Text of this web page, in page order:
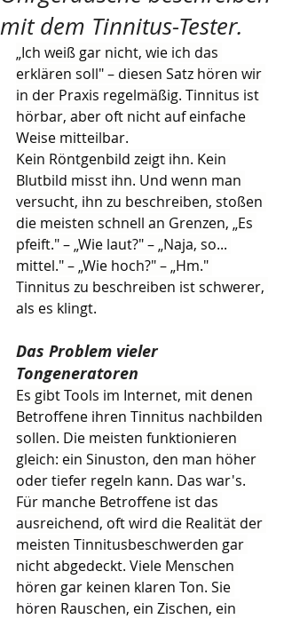
mit dem Tinnitus-Tester.
„Ich weiß gar nicht, wie ich das
erklären soll" – diesen Satz hören wir
in der Praxis regelmäßig. Tinnitus ist
hörbar, aber oft nicht auf einfache
Weise mitteilbar.
Kein Röntgenbild zeigt ihn. Kein
Blutbild misst ihn. Und wenn man
versucht, ihn zu beschreiben, stoßen
die meisten schnell an Grenzen, „Es
pfeift." – „Wie laut?" – „Naja, so...
mittel." – „Wie hoch?" – „Hm."
Tinnitus zu beschreiben ist schwerer,
als es klingt.
Das Problem vieler
Tongeneratoren
Es gibt Tools im Internet, mit denen
Betroffene ihren Tinnitus nachbilden
sollen. Die meisten funktionieren
gleich: ein Sinuston, den man höher
oder tiefer regeln kann. Das war's.
Für manche Betroffene ist das
ausreichend, oft wird die Realität der
meisten Tinnitusbeschwerden gar
nicht abgedeckt. Viele Menschen
hören gar keinen klaren Ton. Sie
hören Rauschen, ein Zischen, ein